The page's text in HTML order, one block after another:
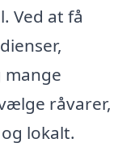
Ved at få
mange
råvarer,
lokalt.